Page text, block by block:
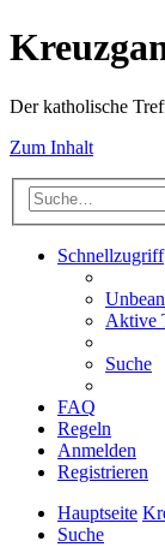
Der katholische
Zum Inhalt
Schnellzugriff
Aktive
Suche
FAQ
Regeln
Anmelden
Registrieren
Hauptseite
Suche